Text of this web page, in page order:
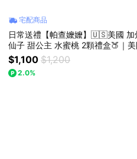
宅配商品
日常送禮【帕查嬤嬤】🇺🇸美國 加
仙子 甜公主 水蜜桃 2顆禮盒🍑｜
盒
$1,100 $1,200
2.0%